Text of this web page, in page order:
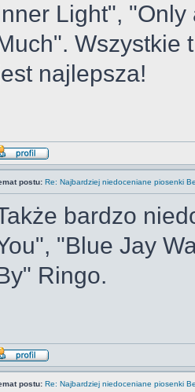
Light", "Only
Wszystkie
najlepsza!
postu: Re: Najbardziej niedoceniane piosenki
bardzo
"Blue Jay
Ringo.
postu: Re: Najbardziej niedoceniane piosenki